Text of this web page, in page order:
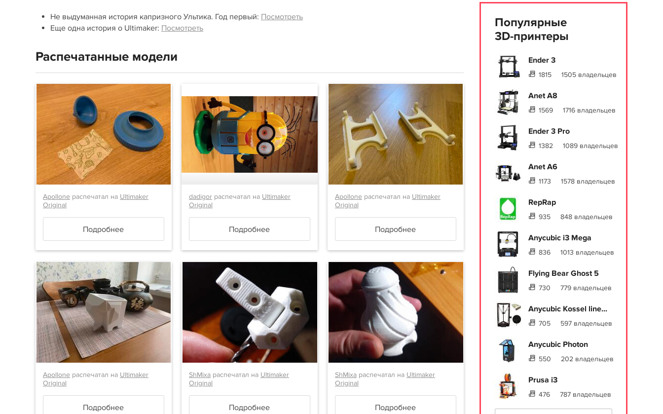
Не выдуманная история капризного Ультика. Год первый: Посмотреть
Еще одна история о Ultimaker: Посмотреть
Распечатанные модели
Apollone распечатал на Ultimaker
Original
Подробнее
dadigorраспечатал на Ultimaker
Original
Подробнее
Apollone распечатал на Ultimaker
Original
Подробнее
Apollone распечатал на Ultimaker
Original
Подробнее
ShMixaраспечатал на Ultimaker
Original
Подробнее
ShMixaраспечатал на Ultimaker
Original
Подробнее
Популярные
3D-принтеры
Ender 3
1815 1505 владельцев
Anet A8
1569 1716 владельцев
Ender 3 Pro
1382 1089 владельцев
Anet A6
1173 1578 владельцев
RepRap
935 848 владельцев
Anycubic i3 Mega
836 1013 владельцев
Flying Bear Ghost 5
730 779 владельцев
Anycubic Kossel line...
705 597 владельцев
Anycubic Photon
550 202 владельцев
Prusa i3
476 787 владельцев